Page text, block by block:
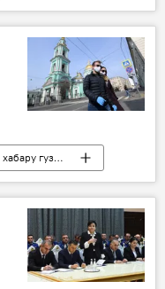
Коронавирус дар Русия ва ҷаҳон: охирин хабару гузоришҳо
Дар Русия